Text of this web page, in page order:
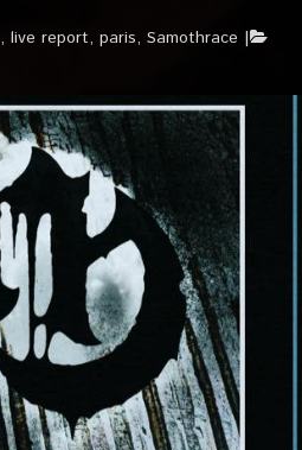
, live report, paris, Samothrace